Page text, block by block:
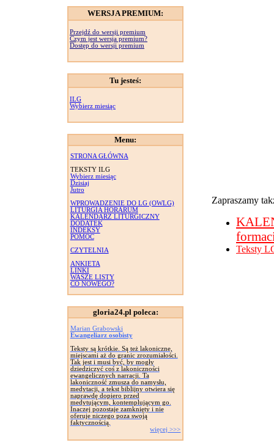
WERSJA PREMIUM:
Przejdź do wersji premium
Czym jest wersja premium?
Dostęp do wersji premium
Tu jesteś:
ILG
Wybierz miesiąc
Menu:
STRONA GŁÓWNA
TEKSTY ILG
Wybierz miesiąc
Dzisiaj
Jutro
WPROWADZENIE DO LG (OWLG)
LITURGIA HORARUM
KALENDARZ LITURGICZNY
DODATEK
INDEKSY
POMOC
CZYTELNIA
ANKIETA
LINKI
WASZE LISTY
CO NOWEGO?
gloria24.pl poleca:
Marian Grabowski
Ewangeliarz osobisty
Teksty są krótkie. Są też lakoniczne,
miejscami aż do granic zrozumiałości.
Tak jest i musi być, by mogły
dziedziczyć coś z lakoniczności
ewangelicznych narracji. Ta
lakoniczność zmusza do namysłu,
medytacji, a tekst biblijny otwiera się
naprawdę dopiero przed
medytującym, kontemplującym go.
Inaczej pozostaje zamknięty i nie
oferuje niczego poza swoją
faktycznością.
więcej >>>
Zapraszamy
Teksty